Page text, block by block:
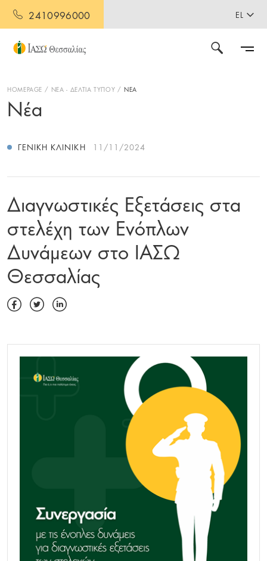
2410996000 EL
HOMEPAGE ΝΕΑ - ΔΕΛΤΙΑ ΤΥΠΟΥ ΝΕΑ
Νέα
ΓΕΝΙΚΉ ΚΛΙΝΙΚΉ 11/11/2024
Διαγνωστικές Εξετάσεις στα
στελέχη των Ενόπλων
Δυνάμεων στο ΙΑΣΩ
Θεσσαλίας